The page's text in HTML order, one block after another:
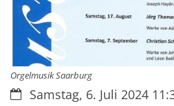
Orgelmusik Saarburg
Datum:Samstag, 6. Juli 2024